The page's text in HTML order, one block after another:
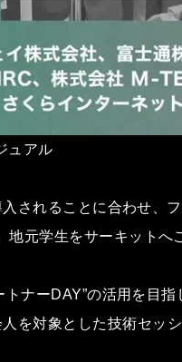
ュアル
れることに合わせ、
元学⽣をサーキット
ナーDAY”の活⽤を⽬
を対象とした技術セッ